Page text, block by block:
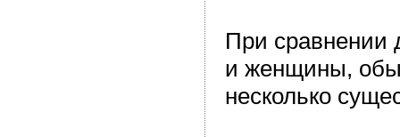
При сравнении
и женщины,
несколько